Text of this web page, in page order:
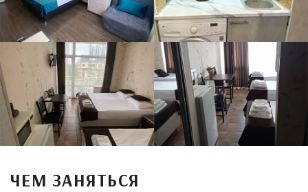
ЧЕМ ЗАНЯТЬСЯ